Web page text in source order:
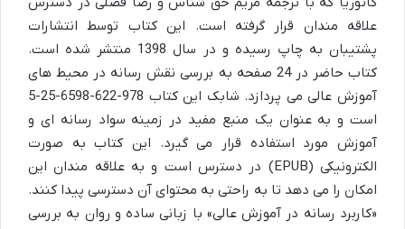
علاقه مندان قرار گرفته است. این کتاب توسط انتشارات
پشتیبان به چاپ رسیده و در سال 1398 منتشر شده است.
کتاب حاضر در 24 صفحه به بررسی نقش رسانه در محیط های
آموزش عالی می پردازد. شابک این کتاب 978-622-6598-25-5
است و به عنوان یک منبع مفید در زمینه سواد رسانه ای و
آموزش مورد استفاده قرار می گیرد. این کتاب به صورت
الکترونیکی (EPUB) در دسترس است و به علاقه مندان این
امکان را می دهد تا به راحتی به محتوای آن دسترسی پیدا کنند.
«کاربرد رسانه در آموزش عالی» با زبانی ساده و روان به بررسی